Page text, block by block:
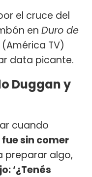
el cruce del
en Duro de
(América TV)
data picante.
Duggan y
cuando
sin comer
preparar algo,
‘¿Tenés